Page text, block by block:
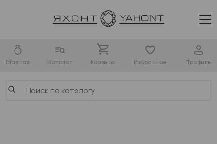
Главная Каталог Корзина Избранное Профиль